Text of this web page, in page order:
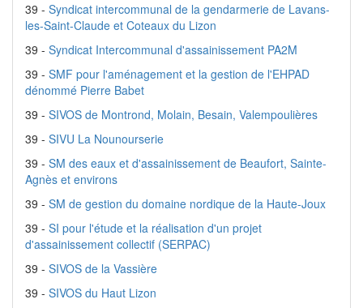
39 - Syndicat intercommunal de la gendarmerie de Lavans-
les-Saint-Claude et Coteaux du Lizon
39 - Syndicat Intercommunal d'assainissement PA2M
39 - SMF pour l'aménagement et la gestion de l'EHPAD
dénommé Pierre Babet
39 - SIVOS de Montrond, Molain, Besain, Valempoulières
39 - SIVU La Nounourserie
39 - SM des eaux et d'assainissement de Beaufort, Sainte-
Agnès et environs
39 - SM de gestion du domaine nordique de la Haute-Joux
39 - SI pour l'étude et la réalisation d'un projet
d'assainissement collectif (SERPAC)
39 - SIVOS de la Vassière
39 - SIVOS du Haut Lizon